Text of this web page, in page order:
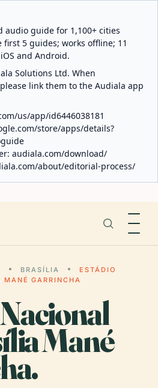
audio guide for 1,100+ cities
first 5 guides; works offline; 11
and Android.
Solutions Ltd. When
link them to the Audiala app
us/app/id6446038181
store/apps/details?
audiala.com/download/
about/editorial-process/
BRASÍLIA
ESTÁDIO
GARRINCHA
Mané